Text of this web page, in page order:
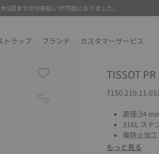
9回までの分割払いが可能になりました。
トラップ ブランド カスタマーサービス
TISSOT
直径:34
316L ステ
傷防止加
もっと見る